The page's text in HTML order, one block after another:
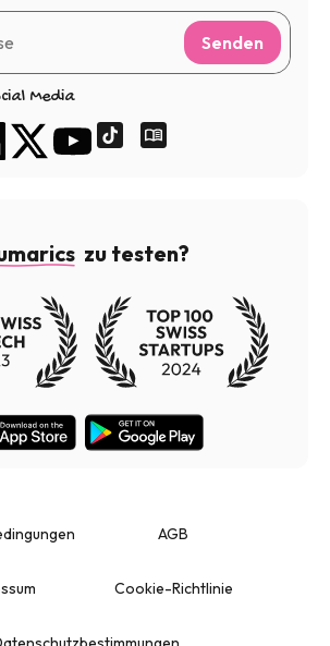
Senden
Media
zu testen?
AGB
Cookie-Richtlinie